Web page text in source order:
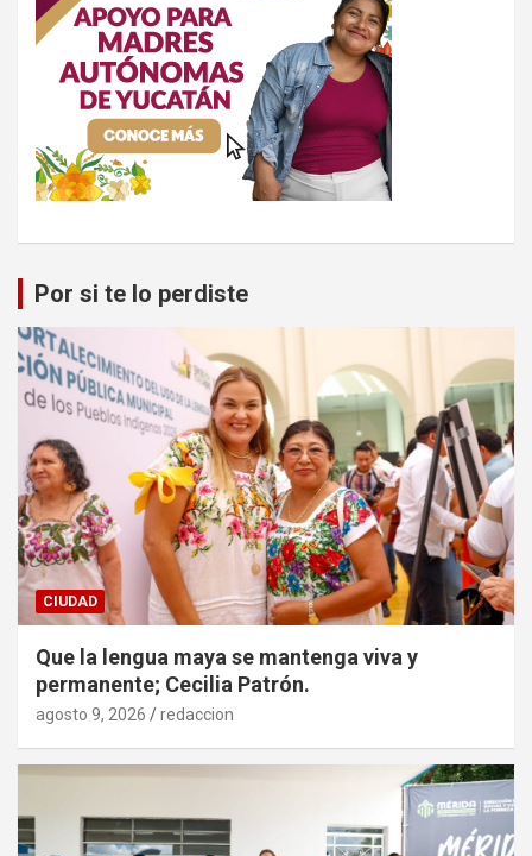
Por si te lo perdiste
CIUDAD
Que la lengua maya se mantenga viva y
permanente; Cecilia Patrón.
agosto 9, 2026 redaccion